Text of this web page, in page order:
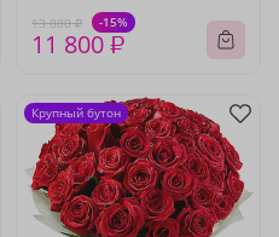
13 880 ₽ -15%
11 800 ₽
Крупный бутон